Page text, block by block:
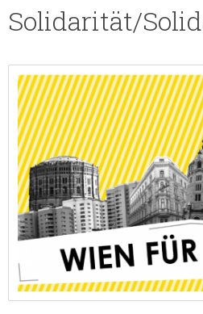
Solidarität/